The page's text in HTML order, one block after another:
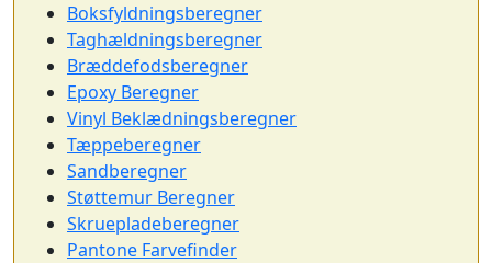
Boksfyldningsberegner
Taghældningsberegner
Bræddefodsberegner
Epoxy Beregner
Vinyl Beklædningsberegner
Tæppeberegner
Sandberegner
Støttemur Beregner
Skruepladeberegner
Pantone Farvefinder